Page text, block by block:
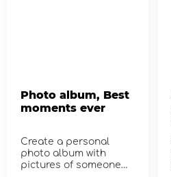
Photo album, Best
moments ever
Create a personal
photo album with
pictures of someone